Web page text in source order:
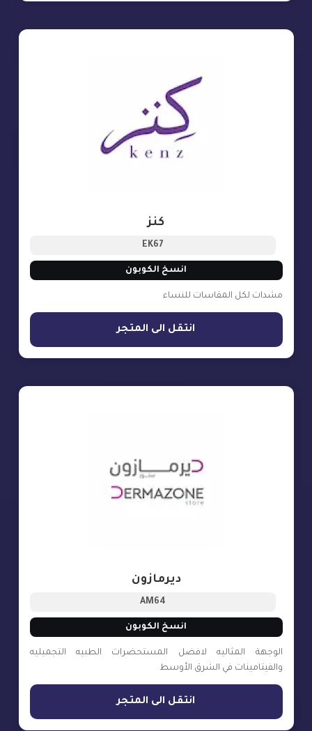
كنز
EK67
انسخ الكوبون
مشدات لكل المقاسات للنساء
انتقل الى المتجر
ديرمازون
AM64
انسخ الكوبون
الوجهة المثاليه لافضل المستحضرات الطبيه التجميليه
والفيتامينات في الشرق الأوسط
انتقل الى المتجر